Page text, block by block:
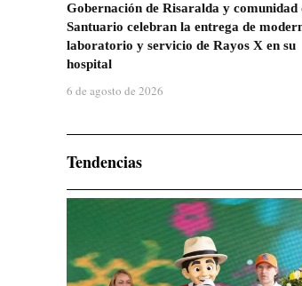
Gobernación de Risaralda y comunidad
Santuario celebran la entrega de
laboratorio y servicio de Rayos X en su
hospital
6 de agosto de 2026
Tendencias